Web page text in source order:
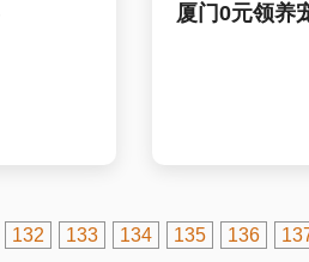
厦门0元领养
132 133 134 135 136